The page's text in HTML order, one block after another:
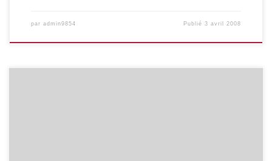
par admin9854 Publié3 avril 2008